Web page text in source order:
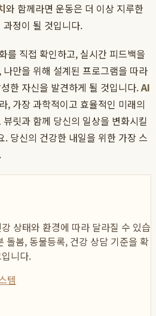
와 함께라면 운동은 더 이상 지루한
정이 될 것입니다.
를 직접 확인하고, 실시간 피드백을
만을 위해 설계된 프로그램을 따라
한 자신을 발견하게 될 것입니다.AI
, 가장 과학적이고 효율적인 미래의
릿과 함께 당신의 일상을 변화시킬
. 당신의 건강한 내일을 위한 가장 스
상태와 환경에 따라 달라질 수 있습
돌봄, 동물등록, 건강 상담 기준을 확
니다.
템